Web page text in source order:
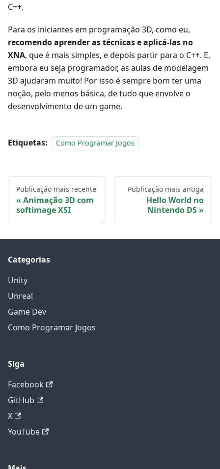
C++.
Para os iniciantes em programação 3D, como eu,
recomendo aprender as técnicas e aplicá-las no
XNA, que é mais simples, e depois partir para o C++. E,
embora eu seja programador, as aulas de modelagem
3D ajudaram muito! Por isso é sempre bom ter uma
noção, pelo menos básica, de tudo que envolve o
desenvolvimento de um game.
Etiquetas: Como Programar Jogos
Publicação mais recente
Animação 3D com
softimage XSI
Publicação mais antiga
Hello World no
Nintendo DS
Categorias
Unity
Unreal
Game Dev
Como Programar Jogos
Siga
Facebook
GitHub
X
YouTube